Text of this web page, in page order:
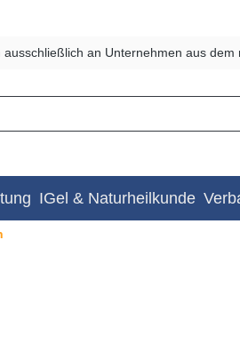
an Unternehmen aus dem
IGel & Naturheilkunde